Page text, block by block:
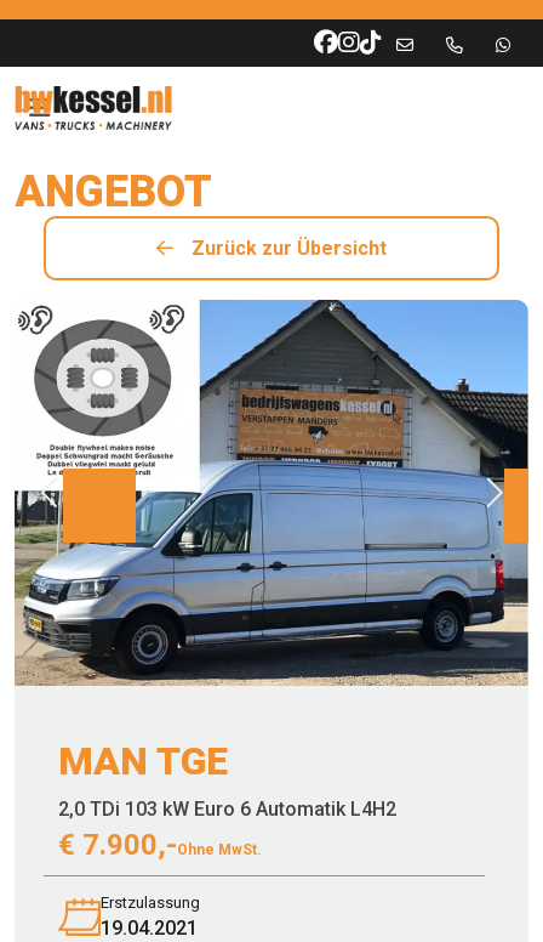
ANGEBOT
Zurück zur Übersicht
MAN TGE
2,0 TDi 103 kW Euro 6 Automatik L4H2
€ 7.900,-Ohne MwSt.
Erstzulassung
19.04.2021